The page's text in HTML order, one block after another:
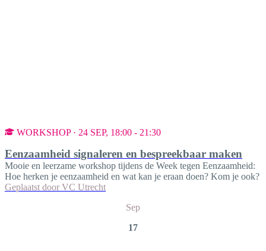
WORKSHOP · 24 SEP, 18:00 - 21:30
Eenzaamheid signaleren en bespreekbaar maken
Mooie en leerzame workshop tijdens de Week tegen Eenzaamheid:
Hoe herken je eenzaamheid en wat kan je eraan doen? Kom je ook?
Geplaatst door VC Utrecht
Sep
17